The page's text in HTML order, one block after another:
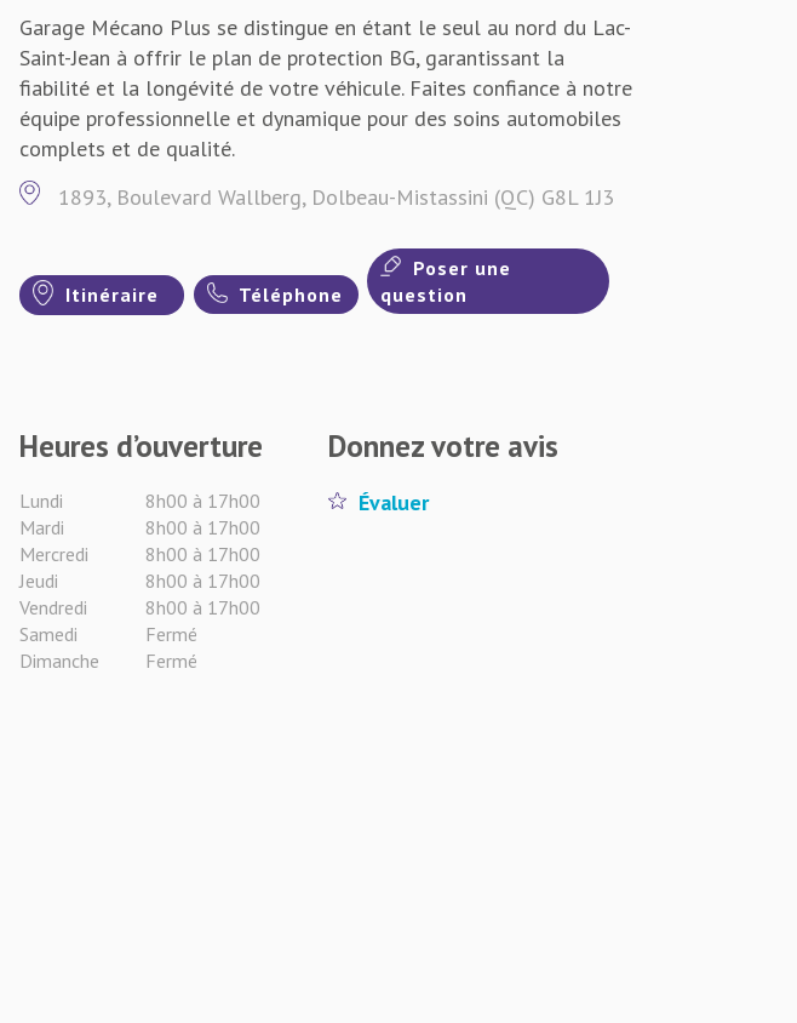
Garage Mécano Plus se distingue en étant le seul au nord du Lac-
Saint-Jean à offrir le plan de protection BG, garantissant la
fiabilité et la longévité de votre véhicule. Faites confiance à notre
équipe professionnelle et dynamique pour des soins automobiles
complets et de qualité.
1893, Boulevard Wallberg, Dolbeau-Mistassini (QC) G8L 1J3
Itinéraire Téléphone
Poser une
question
Heures d’ouverture
Lundi
8h00 à 17h00
Mardi
8h00 à 17h00
Mercredi
8h00 à 17h00
Jeudi
8h00 à 17h00
Vendredi
8h00 à 17h00
Samedi
Fermé
Dimanche
Fermé
Donnez votre avis
Évaluer